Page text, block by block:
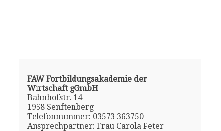
FAW Fortbildungsakademie der
Wirtschaft gGmbH
Bahnhofstr. 14
1968 Senftenberg
Telefonnummer: 03573 363750
Ansprechpartner: Frau Carola Peter